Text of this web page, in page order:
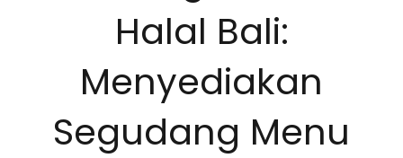
Halal Bali:
Menyediakan
Segudang Menu